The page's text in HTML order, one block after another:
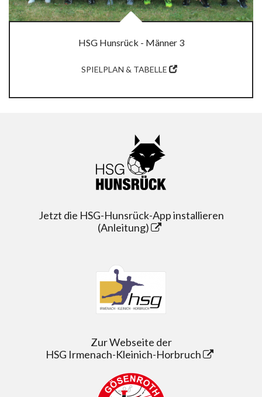
HSG Hunsrück - Männer 3
SPIELPLAN & TABELLE
Jetzt die HSG-Hunsrück-App installieren
(Anleitung)
Zur Webseite der
HSG Irmenach-Kleinich-Horbruch